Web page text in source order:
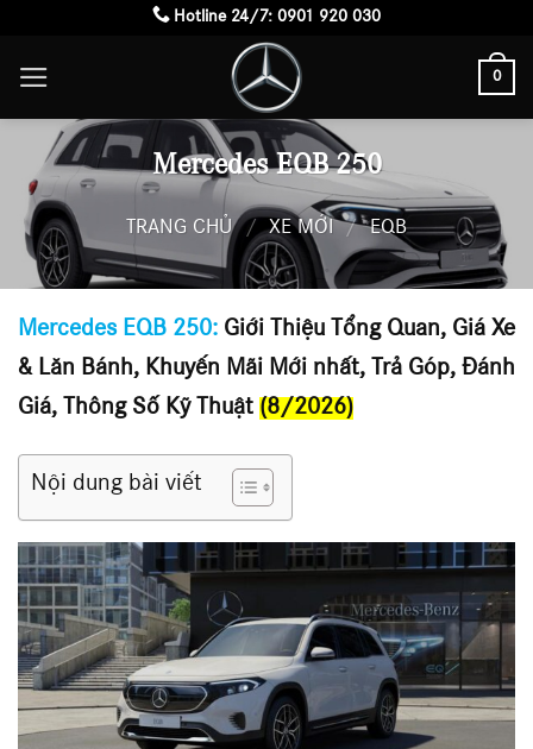
content
Hotline 24/7: 0901 920 030
0
Mercedes EQB 250
TRANG CHỦ / XE MỚI / EQB
Mercedes EQB 250: Giới Thiệu Tổng Quan, Giá Xe
& Lăn Bánh, Khuyến Mãi Mới nhất, Trả Góp, Đánh
Giá, Thông Số Kỹ Thuật (8/2026)
Nội dung bài viết